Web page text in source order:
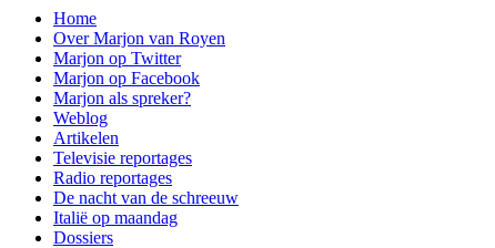
Home
Over Marjon van Royen
Marjon op Twitter
Marjon op Facebook
Marjon als spreker?
Weblog
Artikelen
Televisie reportages
Radio reportages
De nacht van de schreeuw
Italië op maandag
Dossiers